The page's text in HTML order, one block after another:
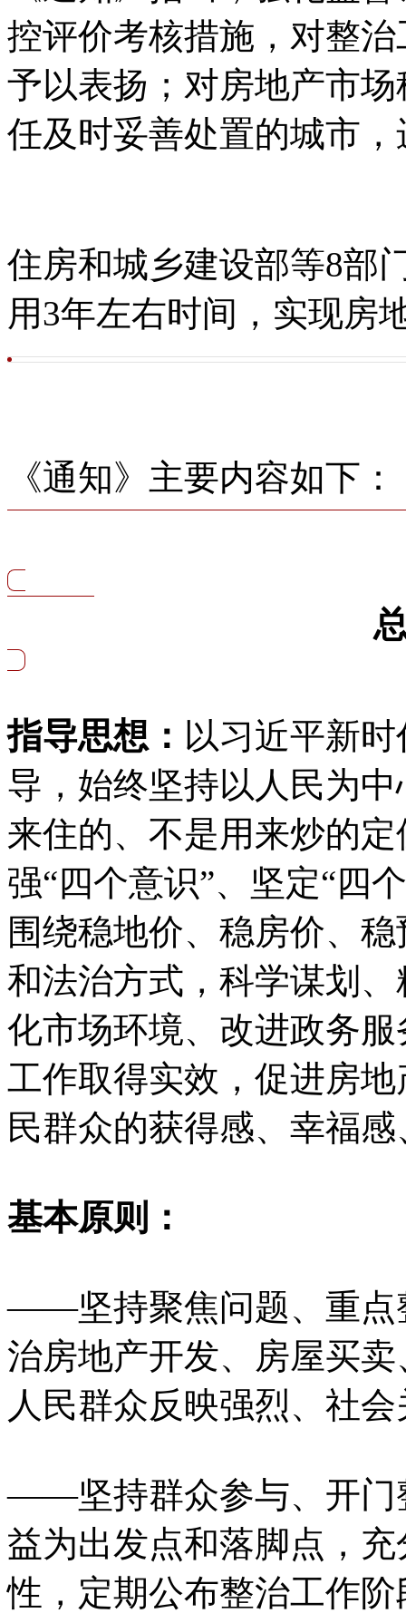
控评价考核措施，对整
予以表扬；对房地产市
任及时妥善处置的城市
住房和城乡建设部等8部
用3年左右时间，实现房
《通知》主要内容如下：
指导思想： 以习近平新
导，始终坚持以人民为
来住的、不是用来炒的
强“四个意识”、坚定“四
围绕稳地价、稳房价、
和法治方式，科学谋划
化市场环境、改进政务
工作取得实效，促进房
民群众的获得感、幸福
基本原则：
——坚持聚焦问题、重点
治房地产开发、房屋买
人民群众反映强烈、社
——坚持群众参与、开门
益为出发点和落脚点，
性，定期公布整治工作